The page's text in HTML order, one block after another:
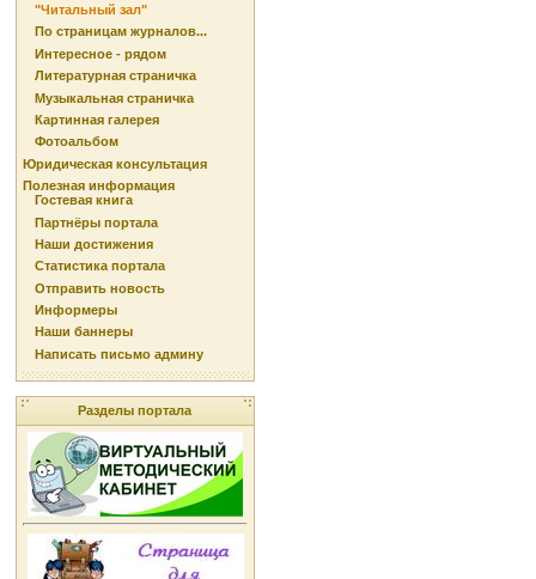
"Читальный зал"
По страницам журналов...
Интересное - рядом
Литературная страничка
Музыкальная страничка
Картинная галерея
Фотоальбом
Юридическая консультация
Полезная информация
Гостевая книга
Партнёры портала
Наши достижения
Статистика портала
Отправить новость
Информеры
Наши баннеры
Написать письмо админу
Разделы портала